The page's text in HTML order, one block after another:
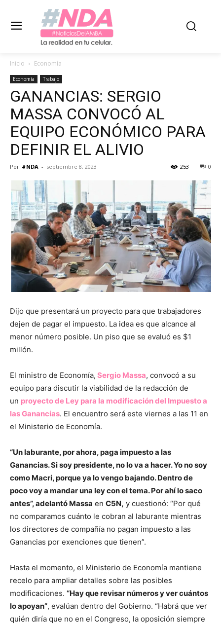
Inicio Economía
Economía Trabajo
GANANCIAS: SERGIO
MASSA CONVOCÓ AL
EQUIPO ECONÓMICO PARA
DEFINIR EL ALIVIO
Por #NDA - septiembre 8, 2023 0
253
Dijo que presentará un proyecto para que trabajadores
dejen de pagar el impuesto. La idea es que alcance al
menor número posible. Un piso que se evaluó es $1
millón.
El ministro de Economía, Sergio Massa, convocó a su
equipo para discutir la viabilidad de la redacción de
un proyecto de Ley para la modificación del Impuesto a
las Ganancias. El encuentro será este viernes a las 11 en
el Ministerio de Economía.
“Un laburante, por ahora, paga impuesto a las
Ganancias. Si soy presidente, no lo va a hacer. Yo no soy
como Macri, porque ya lo vengo bajando. Dentro de
poco voy a mandar una ley con el tema. Por ahí lo saco
antes”, adelantó Massa en C5N, y cuestionó: “Por qué
no comparamos cuánto le cobran al laburante mientras
los directores de compañía no pagan impuesto a las
Ganancias por exenciones que tienen”.
Hasta el momento, el Ministerio de Economía mantiene
recelo para ampliar detalles sobre las posibles
modificaciones. “Hay que revisar números y ver cuántos
lo apoyan”, evalúan dentro del Gobierno. “Habrá que ver
quién diría que no en el Congreso, la oposición siempre